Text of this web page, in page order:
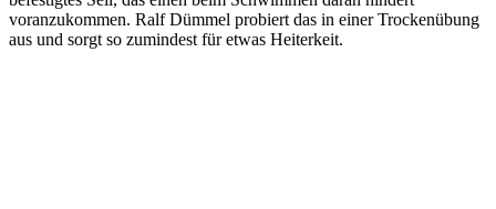
voranzukommen. Ralf Dümmel probiert das in einer Trockenübung
aus und sorgt so zumindest für etwas Heiterkeit.